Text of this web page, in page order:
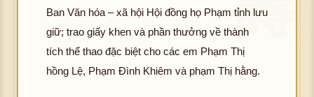
Ban Văn hóa – xã hội Hội đồng họ Phạm tỉnh lưu
giữ; trao giấy khen và phần thưởng về thành
tích thể thao đặc biệt cho các em Phạm Thị
hồng Lệ, Phạm Đình Khiêm và phạm Thị hằng.